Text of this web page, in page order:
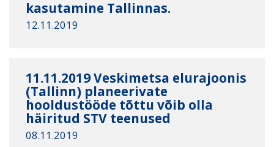
kasutamine Tallinnas.
12.11.2019
11.11.2019 Veskimetsa elurajoonis
(Tallinn) planeerivate
hooldustööde tõttu võib olla
häiritud STV teenused
08.11.2019